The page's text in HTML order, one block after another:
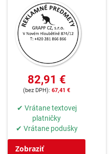
82,91 €
67,41 €
✔ Vrátane textovej
platničky
✔ Vrátane podušky
Zobraziť